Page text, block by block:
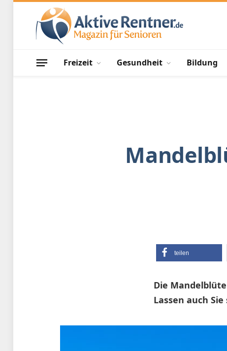
Freizeit Gesundheit Bildung
teilen
Die
Lassen auch